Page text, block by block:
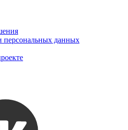
персональных данных